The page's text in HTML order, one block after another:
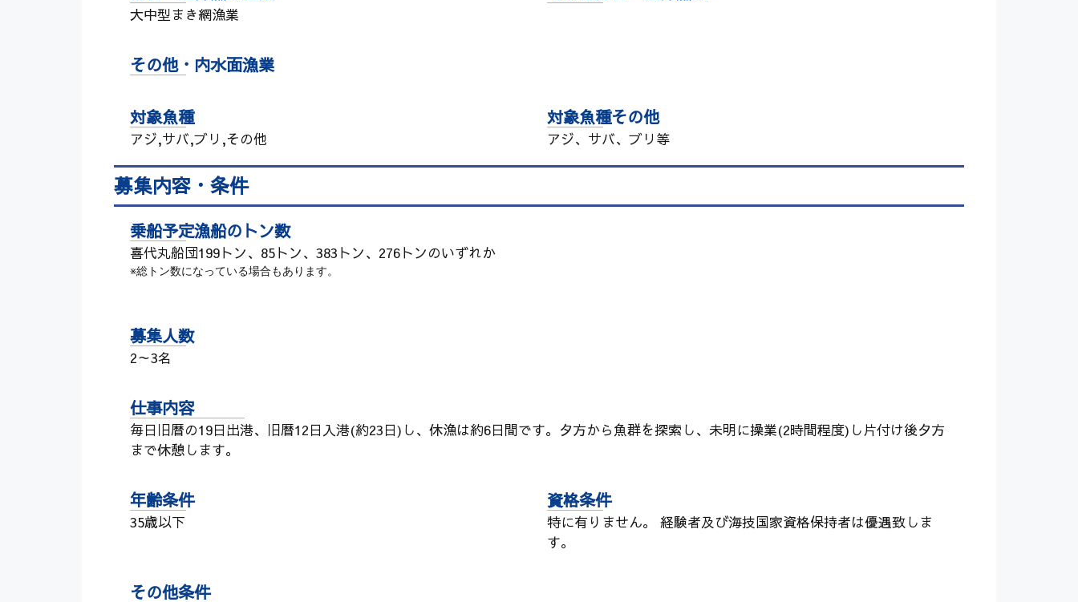
大中型まき網漁業
その他・内水面漁業
対象魚種
アジ,サバ,ブリ,その他
対象魚種その他
アジ、サバ、ブリ等
募集内容・条件
乗船予定漁船のトン数
喜代丸船団199トン、85トン、383トン、276トンのいずれか
※総トン数になっている場合もあります。
募集人数
2～3名
仕事内容
毎日旧暦の19日出港、旧暦12日入港(約23日)し、休漁は約6日間です。夕方から魚群を探索し、未明に操業(2時間程度)し片付け後夕方
まで休憩します。
年齢条件
35歳以下
資格条件
特に有りません。 経験者及び海技国家資格保持者は優遇致しま
す。
その他条件